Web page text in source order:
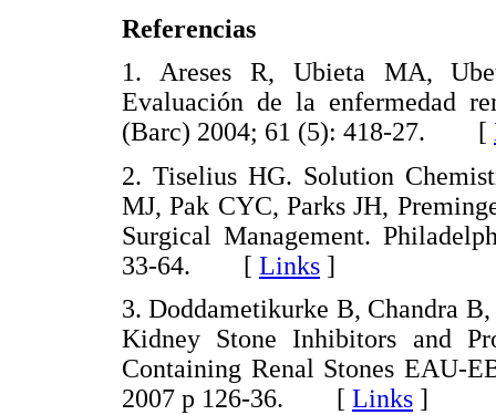
Referencias
1. Areses R, Ubieta MA,
Evaluación de la enfermedad
(Barc) 2004; 61 (5): 418-27. [
2. Tiselius HG. Solution
MJ, Pak CYC, Parks JH,
Surgical Management.
33-64. [ Links ]
3. Doddametikurke B, Chandra
Kidney Stone Inhibitors and
Containing Renal Stones EAU-
2007 p 126-36. [ Links ]